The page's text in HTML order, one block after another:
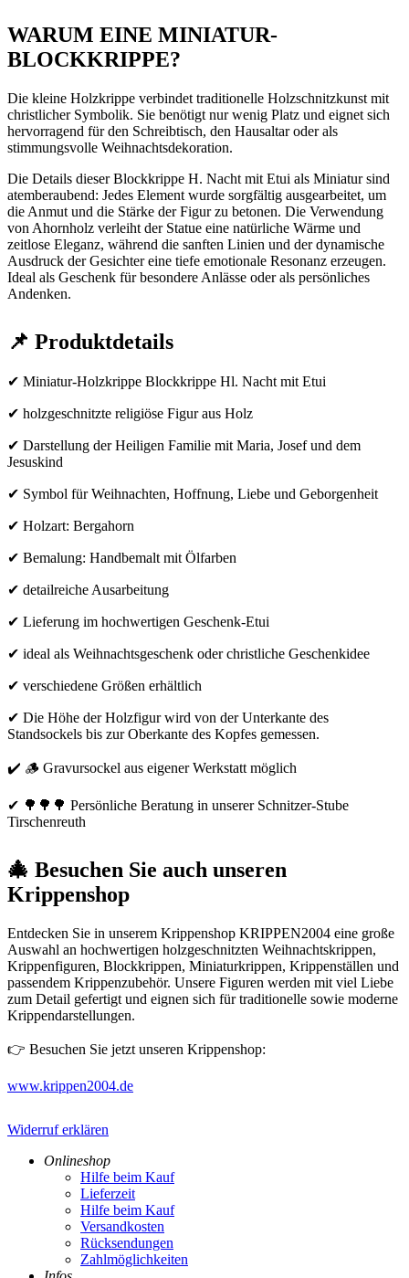
WARUM EINE MINIATUR-
BLOCKKRIPPE?
Die kleine Holzkrippe verbindet traditionelle Holzschnitzkunst mit
christlicher Symbolik. Sie benötigt nur wenig Platz und eignet sich
hervorragend für den Schreibtisch, den Hausaltar oder als
stimmungsvolle Weihnachtsdekoration.
Die Details dieser Blockkrippe H. Nacht mit Etui als Miniatur sind
atemberaubend: Jedes Element wurde sorgfältig ausgearbeitet, um
die Anmut und die Stärke der Figur zu betonen. Die Verwendung
von Ahornholz verleiht der Statue eine natürliche Wärme und
zeitlose Eleganz, während die sanften Linien und der dynamische
Ausdruck der Gesichter eine tiefe emotionale Resonanz erzeugen.
Ideal als Geschenk für besondere Anlässe oder als persönliches
Andenken.
📌 Produktdetails
✔ Miniatur-Holzkrippe Blockkrippe Hl. Nacht mit Etui
✔ holzgeschnitzte religiöse Figur aus Holz
✔ Darstellung der Heiligen Familie mit Maria, Josef und dem
Jesuskind
✔ Symbol für Weihnachten, Hoffnung, Liebe und Geborgenheit
✔ Holzart: Bergahorn
✔ Bemalung: Handbemalt mit Ölfarben
✔ detailreiche Ausarbeitung
✔ Lieferung im hochwertigen Geschenk-Etui
✔ ideal als Weihnachtsgeschenk oder christliche Geschenkidee
✔ verschiedene Größen erhältlich
✔ Die Höhe der Holzfigur wird von der Unterkante des
Standsockels bis zur Oberkante des Kopfes gemessen.
✔ 🪵 Gravursockel aus eigener Werkstatt möglich
✔ 🌳🌳🌳 Persönliche Beratung in unserer Schnitzer-Stube
Tirschenreuth
🎄 Besuchen Sie auch unseren
Krippenshop
Entdecken Sie in unserem Krippenshop KRIPPEN2004 eine große
Auswahl an hochwertigen holzgeschnitzten Weihnachtskrippen,
Krippenfiguren, Blockkrippen, Miniaturkrippen, Krippenställen und
passendem Krippenzubehör. Unsere Figuren werden mit viel Liebe
zum Detail gefertigt und eignen sich für traditionelle sowie moderne
Krippendarstellungen.
👉 Besuchen Sie jetzt unseren Krippenshop:
www.krippen2004.de
Widerruf erklären
Onlineshop
Hilfe beim Kauf
Lieferzeit
Hilfe beim Kauf
Versandkosten
Rücksendungen
Zahlmöglichkeiten